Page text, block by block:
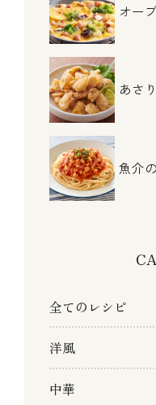
オー
あさ
魚介
全てのレシピ
洋風
中華